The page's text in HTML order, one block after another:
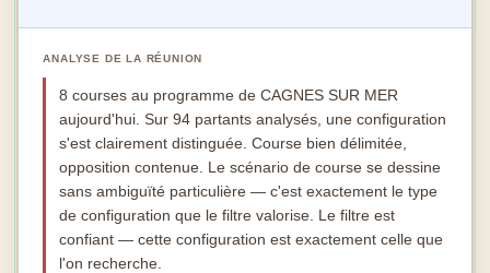
ANALYSE DE LA RÉUNION
8 courses au programme de CAGNES SUR MER
aujourd'hui. Sur 94 partants analysés, une configuration
s'est clairement distinguée. Course bien délimitée,
opposition contenue. Le scénario de course se dessine
sans ambiguïté particulière — c'est exactement le type
de configuration que le filtre valorise. Le filtre est
confiant — cette configuration est exactement celle que
l'on recherche.